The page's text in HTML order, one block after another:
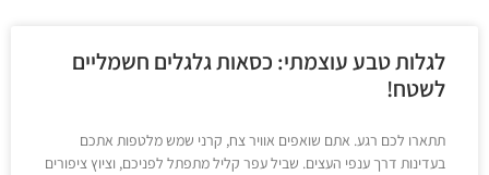
לגלות טבע עוצמתי: כסאות גלגלים חשמליים
לשטח!
תתארו לכם רגע. אתם שואפים אוויר צח, קרני שמש מלטפות אתכם
בעדינות דרך ענפי העצים. שביל עפר קליל מתפתל לפניכם, וציוץ ציפורים